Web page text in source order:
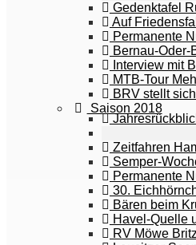
Gedenktafel
Auf
Permanente
Bernau-Oder-
Interview mit
MTB-Tour
BRV stellt
Saison 2018
Zeitfahren
Semper-
Permanente
30.
Bären beim
Havel-Quelle
RV Möwe